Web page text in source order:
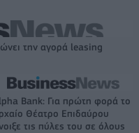
την αγορά leasing
Bank: Για πρώτη φορά το
Θέατρο Επιδαύρου
τις πύλες του σε όλους